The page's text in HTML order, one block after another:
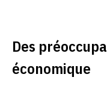
Des
économique